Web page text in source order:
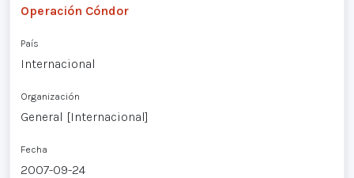
Operación Cóndor
País
Internacional
Organización
General [Internacional]
Fecha
2007-09-24